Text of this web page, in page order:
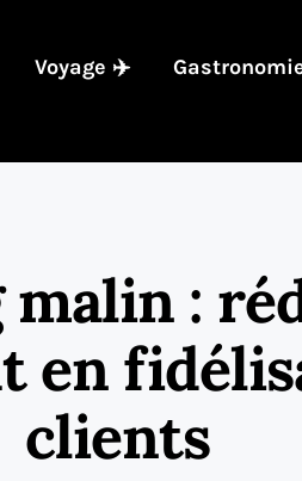
Voyage ✈️
malin :
en
clients